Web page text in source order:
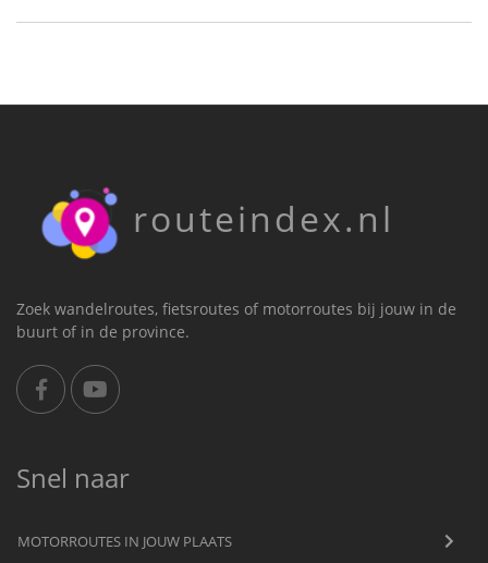
routeindex.nl
Zoek wandelroutes, fietsroutes of motorroutes bij jouw in de
buurt of in de province.
Snel naar
MOTORROUTES IN JOUW PLAATS